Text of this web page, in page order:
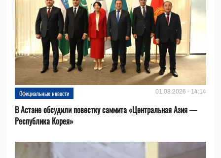
Официальные новости 01.08.2026 - 14:14
В Астане обсудили повестку саммита «Центральная Азия —
Республика Корея»